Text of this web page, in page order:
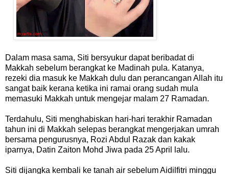
Dalam masa sama, Siti bersyukur dapat beribadat di
Makkah sebelum berangkat ke Madinah pula. Katanya,
rezeki dia masuk ke Makkah dulu dan perancangan Allah itu
sangat baik kerana ketika ini ramai orang sudah mula
memasuki Makkah untuk mengejar malam 27 Ramadan.
Terdahulu, Siti menghabiskan hari-hari terakhir Ramadan
tahun ini di Makkah selepas berangkat mengerjakan umrah
bersama pengurusnya, Rozi Abdul Razak dan kakak
iparnya, Datin Zaiton Mohd Jiwa pada 25 April lalu.
Siti dijangka kembali ke tanah air sebelum Aidilfitri minggu